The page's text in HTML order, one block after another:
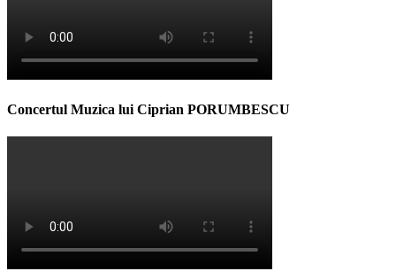
Concertul Muzica lui Ciprian PORUMBESCU